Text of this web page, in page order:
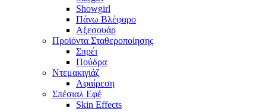
Showgirl
Πάνω Βλέφαρο
Αξεσουάρ
Προϊόντα Σταθεροποίησης
Σπρέι
Πούδρα
Ντεμακιγιάζ
Αφαίρεση
Σπέσιαλ Εφέ
Skin Effects